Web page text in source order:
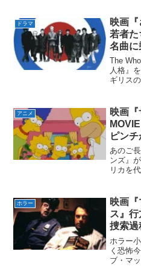
ている
けにえ
ドラマ
映画
若者
名曲に
The
人格』
ギリス
別れカ
ックこ
アニメ
映画
ピンチ
あのご
ンズ』
リカを
計5億
ンとし
ホラー
映画
ス』
捜索過
ホラー
く恐怖
ブ・マ